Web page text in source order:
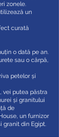
zonele.
un
curată
o dată pe an.
sau o cârpă,
petelor și
vei putea păstra
și granitului
de
un furnizor
granit din Egipt.